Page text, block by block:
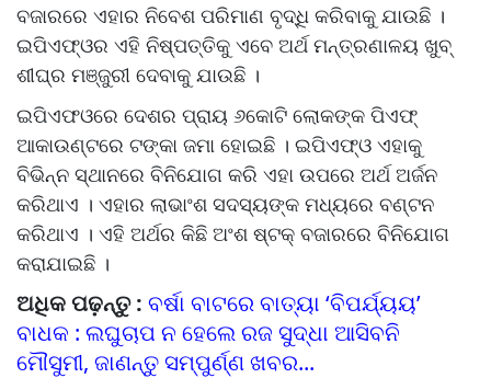
ବଜାରରେ ଏହାର ନିବେଶ ପରିମାଣ ବୃଦ୍ଧି କରିବାକୁ ଯାଉଛି ।
ଇପିଏଫ୍ଓର ଏହି ନିଷ୍ପତ୍ତିକୁ ଏବେ ଅର୍ଥ ମନ୍ତ୍ରଣାଳୟ ଖୁବ୍
ଶୀଘ୍ର ମଞ୍ଜୁରୀ ଦେବାକୁ ଯାଉଛି ।
ଇପିଏଫଓରେ ଦେଶର ପ୍ରାୟ ୬କୋଟି ଲୋକଙ୍କ ପିଏଫ୍
ଆକାଉଣ୍ଟରେ ଟଙ୍କା ଜମା ହୋଇଛି । ଇପିଏଫ୍ଓ ଏହାକୁ
ବିଭିନ୍ନ ସ୍ଥାନରେ ବିନିଯୋଗ କରି ଏହା ଉପରେ ଅର୍ଥ ଅର୍ଜନ
କରିଥାଏ । ଏହାର ଲାଭାଂଶ ସଦସ୍ୟଙ୍କ ମଧ୍ୟରେ ବଣ୍ଟନ
କରିଥାଏ । ଏହି ଅର୍ଥର କିଛି ଅଂଶ ଷ୍ଟକ୍ ବଜାରରେ ବିନିଯୋଗ
କରାଯାଇଛି ।
ଅଧିକ ପଢ଼ନ୍ତୁ : ବର୍ଷା ବାଟରେ ବାତ୍ୟା ‘ବିପର୍ଯ୍ୟୟ’
ବାଧକ : ଲଘୁଚାପ ନ ହେଲେ ରଜ ସୁଦ୍ଧା ଆସିବନି
ମୌସୁମୀ, ଜାଣନ୍ତୁ ସମ୍ପୁର୍ଣ୍ଣ ଖବର...